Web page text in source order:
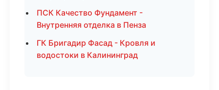
ПСК Качество Фундамент -
Внутренняя отделка в Пенза
ГК Бригадир Фасад - Кровля и
водостоки в Калининград